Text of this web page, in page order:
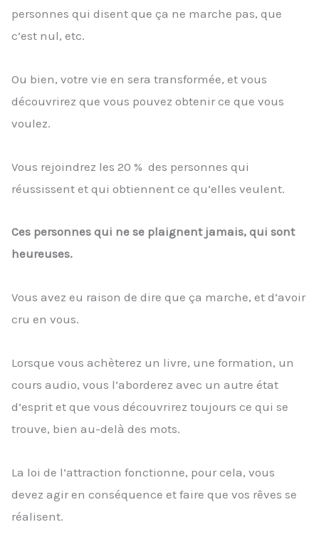
personnes qui disent que ça ne marche pas, que
c’est nul, etc.
Ou bien, votre vie en sera transformée, et vous
découvrirez que vous pouvez obtenir ce que vous
voulez.
Vous rejoindrez les 20 % des personnes qui
réussissent et qui obtiennent ce qu’elles veulent.
Ces personnes qui ne se plaignent jamais, qui sont
heureuses.
Vous avez eu raison de dire que ça marche, et d’avoir
cru en vous.
Lorsque vous achèterez un livre, une formation, un
cours audio, vous l’aborderez avec un autre état
d’esprit et que vous découvrirez toujours ce qui se
trouve, bien au-delà des mots.
La loi de l’attraction fonctionne, pour cela, vous
devez agir en conséquence et faire que vos rêves se
réalisent.